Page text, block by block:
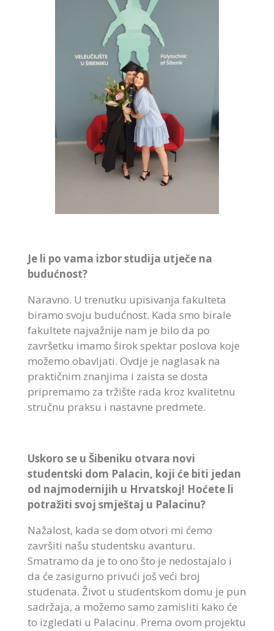
Je li po vama izbor studija utječe na
budućnost?
Naravno. U trenutku upisivanja fakulteta
biramo svoju budućnost. Kada smo birale
fakultete najvažnije nam je bilo da po
završetku imamo širok spektar poslova koje
možemo obavljati. Ovdje je naglasak na
praktičnim znanjima i zaista se dosta
pripremamo za tržište rada kroz kvalitetnu
stručnu praksu i nastavne predmete.
Uskoro se u Šibeniku otvara novi
studentski dom Palacin, koji će biti jedan
od najmodernijih u Hrvatskoj! Hoćete li
potražiti svoj smještaj u Palacinu?
Nažalost, kada se dom otvori mi ćemo
završiti našu studentsku avanturu.
Smatramo da je to ono što je nedostajalo i
da će zasigurno privući još veći broj
studenata. Život u studentskom domu je pun
sadržaja, a možemo samo zamisliti kako će
to izgledati u Palacinu. Prema ovom projektu